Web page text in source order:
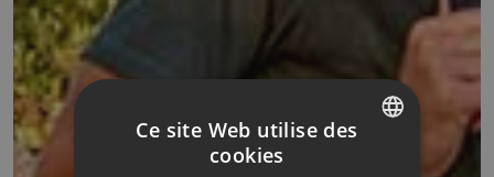
Ce site Web utilise des
cookies